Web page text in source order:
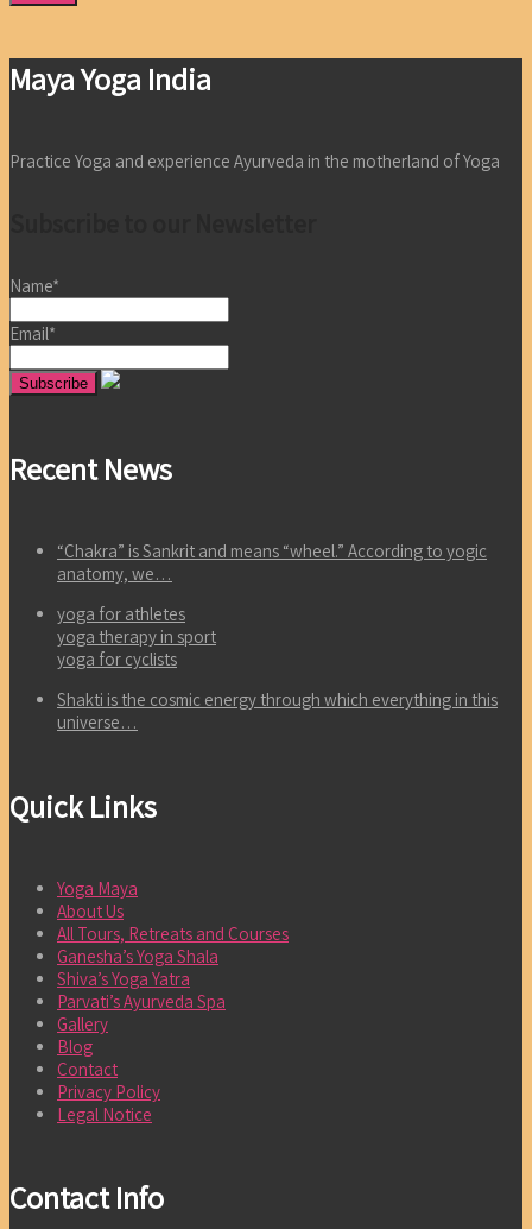
Maya Yoga India
Practice Yoga and experience Ayurveda in the motherland of Yoga
Name*
Email*
Recent News
“Chakra” is Sankrit and means “wheel.” According to yogic
anatomy, we…
yoga for athletes
yoga therapy in sport
yoga for cyclists
Shakti is the cosmic energy through which everything in this
universe…
Quick Links
Yoga Maya
About Us
All Tours, Retreats and Courses
Ganesha’s Yoga Shala
Shiva’s Yoga Yatra
Parvati’s Ayurveda Spa
Gallery
Blog
Contact
Privacy Policy
Legal Notice
Contact Info